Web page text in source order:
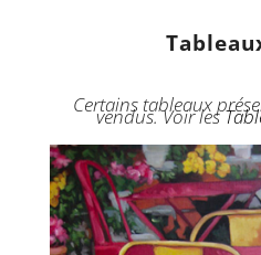
Certains tableaux
vendus. Voir les